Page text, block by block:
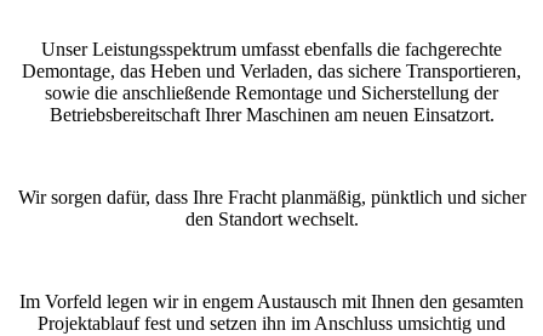
Unser Leistungsspektrum umfasst ebenfalls die fachgerechte
Demontage, das Heben und Verladen, das sichere Transportieren,
sowie die anschließende Remontage und Sicherstellung der
Betriebsbereitschaft Ihrer Maschinen am neuen Einsatzort.
Wir sorgen dafür, dass Ihre Fracht planmäßig, pünktlich und sicher
den Standort wechselt.
Im Vorfeld legen wir in engem Austausch mit Ihnen den gesamten
Projektablauf fest und setzen ihn im Anschluss umsichtig und